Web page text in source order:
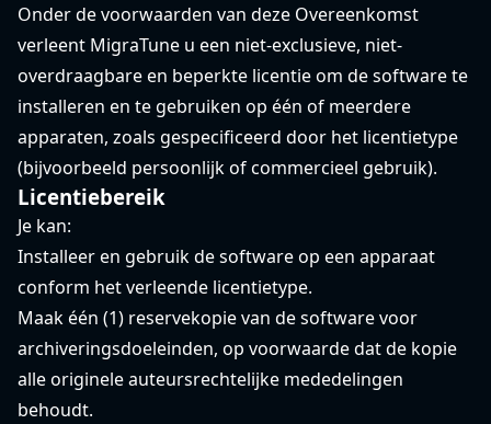
Onder de voorwaarden van deze Overeenkomst
verleent MigraTune u een niet-exclusieve, niet-
overdraagbare en beperkte licentie om de software te
installeren en te gebruiken op één of meerdere
apparaten, zoals gespecificeerd door het licentietype
(bijvoorbeeld persoonlijk of commercieel gebruik).
Licentiebereik
Je kan:
Installeer en gebruik de software op een apparaat
conform het verleende licentietype.
Maak één (1) reservekopie van de software voor
archiveringsdoeleinden, op voorwaarde dat de kopie
alle originele auteursrechtelijke mededelingen
behoudt.